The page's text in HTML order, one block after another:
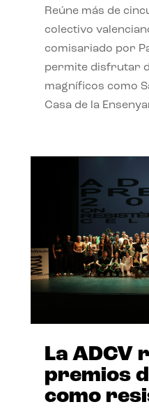
Reúne más de
colectivo
comisariado por
permite disfrutar
magníficos como
Casa de la
La ADCV
premios
como